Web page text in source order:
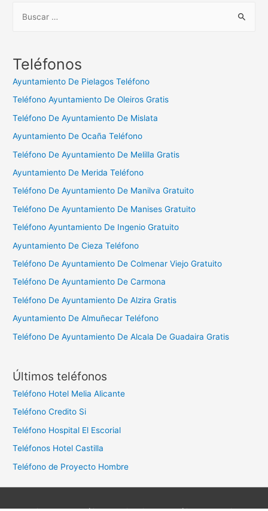
c
Teléfonos
Ayuntamiento De Pielagos Teléfono
Teléfono Ayuntamiento De Oleiros Gratis
Teléfono De Ayuntamiento De Mislata
Ayuntamiento De Ocaña Teléfono
Teléfono De Ayuntamiento De Melilla Gratis
Ayuntamiento De Merida Teléfono
Teléfono De Ayuntamiento De Manilva Gratuito
Teléfono De Ayuntamiento De Manises Gratuito
Teléfono Ayuntamiento De Ingenio Gratuito
Ayuntamiento De Cieza Teléfono
Teléfono De Ayuntamiento De Colmenar Viejo Gratuito
Teléfono De Ayuntamiento De Carmona
Teléfono De Ayuntamiento De Alzira Gratis
Ayuntamiento De Almuñecar Teléfono
Teléfono De Ayuntamiento De Alcala De Guadaira Gratis
Últimos teléfonos
Teléfono Hotel Melia Alicante
Teléfono Credito Si
Teléfono Hospital El Escorial
Teléfonos Hotel Castilla
Teléfono de Proyecto Hombre